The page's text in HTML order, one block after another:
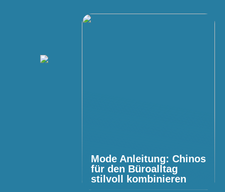
Mode Anleitung: Chinos
für den Büroalltag
stilvoll kombinieren